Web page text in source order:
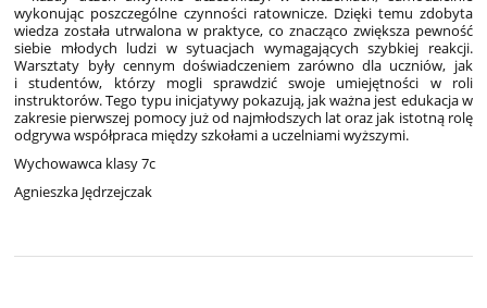
wykonując poszczególne czynności ratownicze. Dzięki temu zdobyta
wiedza została utrwalona w praktyce, co znacząco zwiększa pewność
siebie młodych ludzi w sytuacjach wymagających szybkiej reakcji.
Warsztaty były cennym doświadczeniem zarówno dla uczniów, jak
i studentów, którzy mogli sprawdzić swoje umiejętności w roli
instruktorów. Tego typu inicjatywy pokazują, jak ważna jest edukacja w
zakresie pierwszej pomocy już od najmłodszych lat oraz jak istotną rolę
odgrywa współpraca między szkołami a uczelniami wyższymi.
Wychowawca klasy 7c
Agnieszka Jędrzejczak